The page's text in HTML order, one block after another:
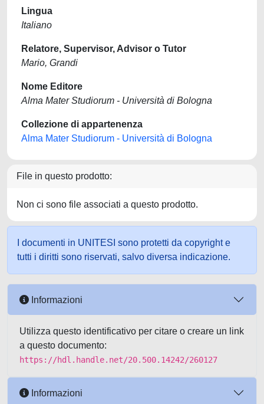
Lingua
Italiano
Relatore, Supervisor, Advisor o Tutor
Mario, Grandi
Nome Editore
Alma Mater Studiorum - Università di Bologna
Collezione di appartenenza
Alma Mater Studiorum - Università di Bologna
File in questo prodotto:
Non ci sono file associati a questo prodotto.
I documenti in UNITESI sono protetti da copyright e
tutti i diritti sono riservati, salvo diversa indicazione.
Informazioni
Utilizza questo identificativo per citare o creare un link
a questo documento:
https://hdl.handle.net/20.500.14242/260127
Informazioni